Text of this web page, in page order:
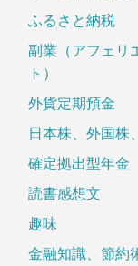
ふるさと納税
副業（アフェリ
ト）
外貨定期預金
日本株、外国株
確定拠出型年金
読書感想文
趣味
金融知識、節約